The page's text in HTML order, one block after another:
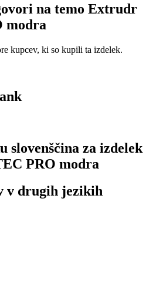
na temo Extrudr
modra
kupcev, ki so kupili ta izdelek.
slovenščina za izdelek
PRO modra
v drugih jezikih